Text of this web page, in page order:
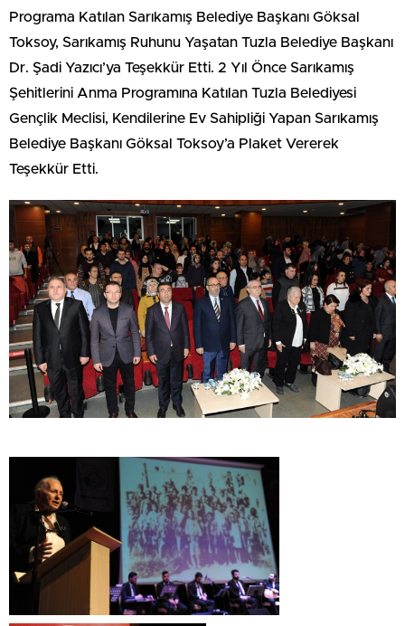
Programa Katılan Sarıkamış Belediye Başkanı Göksal
Toksoy, Sarıkamış Ruhunu Yaşatan Tuzla Belediye Başkanı
Dr. Şadi Yazıcı’ya Teşekkür Etti. 2 Yıl Önce Sarıkamış
Şehitlerini Anma Programına Katılan Tuzla Belediyesi
Gençlik Meclisi, Kendilerine Ev Sahipliği Yapan Sarıkamış
Belediye Başkanı Göksal Toksoy’a Plaket Vererek
Teşekkür Etti.